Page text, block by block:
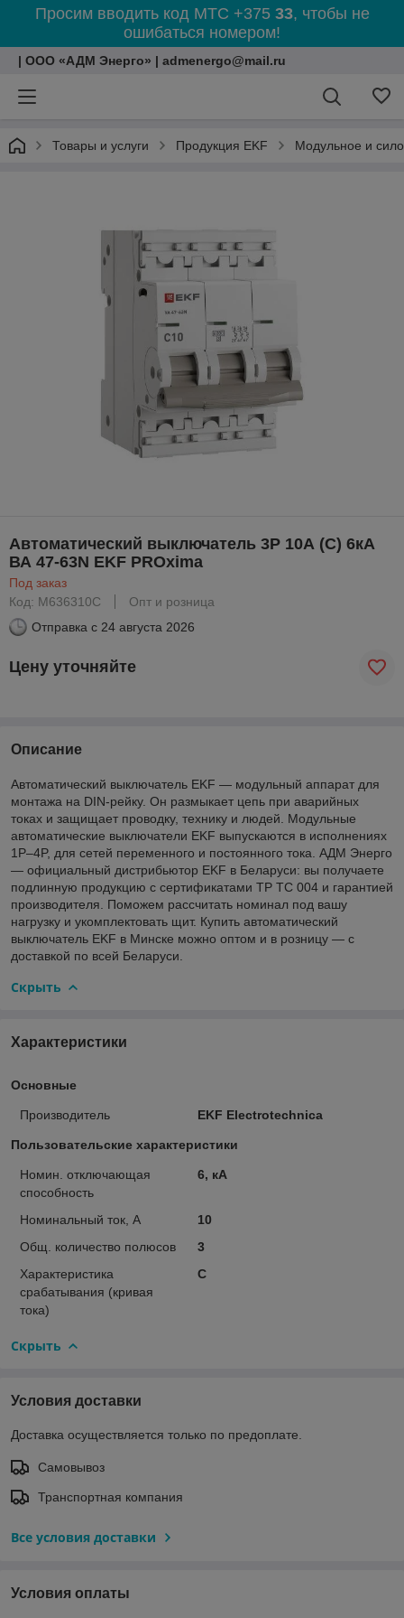
Просим вводить код МТС +375 33, чтобы не
ошибаться номером!
| ООО «АДМ Энерго» | admenergo@mail.ru
Товары и услуги Продукция EKF Модульное и
Автоматический выключатель 3P 10А (C) 6кА
ВА 47-63N EKF PROxima
Под заказ
Код: M636310C
Опт и розница
Отправка с 24 августа 2026
Цену уточняйте
Описание
Автоматический выключатель EKF — модульный аппарат для
монтажа на DIN-рейку. Он размыкает цепь при аварийных
токах и защищает проводку, технику и людей. Модульные
автоматические выключатели EKF выпускаются в исполнениях
1P–4P, для сетей переменного и постоянного тока. АДМ Энерго
— официальный дистрибьютор EKF в Беларуси: вы получаете
подлинную продукцию с сертификатами ТР ТС 004 и гарантией
производителя. Поможем рассчитать номинал под вашу
нагрузку и укомплектовать щит. Купить автоматический
выключатель EKF в Минске можно оптом и в розницу — с
доставкой по всей Беларуси.
Скрыть
Характеристики
Основные
Производитель EKF Electrotechnica
Пользовательские характеристики
Номин. отключающая
способность
6, кА
Номинальный ток, А
10
Общ. количество полюсов
3
Характеристика
срабатывания (кривая
тока)
C
Скрыть
Условия доставки
Доставка осуществляется только по предоплате.
Самовывоз
Транспортная компания
Все условия доставки
Условия оплаты